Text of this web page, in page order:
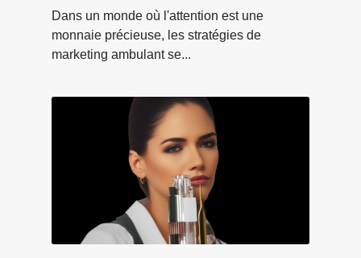
supports de marketing
ambulant
Dans un monde où l'attention est une
monnaie précieuse, les stratégies de
marketing ambulant se...